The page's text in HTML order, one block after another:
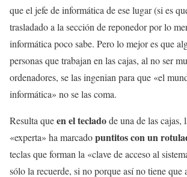
que el jefe de informática de ese lugar (si es
trasladado a la sección de reponedor por lo
informática poco sabe. Pero lo mejor es que
personas que trabajan en las cajas, al no ser
ordenadores, se las ingenian para que «el
informática» no se las coma.
Resulta queen el tecladode una de las cajas,
«experta» ha marcadopuntitos con un
teclas que forman la «clave de acceso al
sólo la recuerde, si no porque así no tiene que